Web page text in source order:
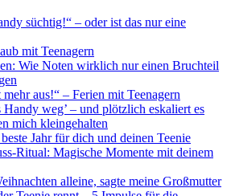
süchtig!“ – oder ist das nur eine
mit Teenagern
Wie Noten wirklich nur einen Bruchteil
aus!“ – Ferien mit Teenagern
Handy weg’ – und plötzlich eskaliert es
mich kleingehalten
Jahr für dich und deinen Teenie
Ritual: Magische Momente mit deinem
alleine, sagte meine Großmutter